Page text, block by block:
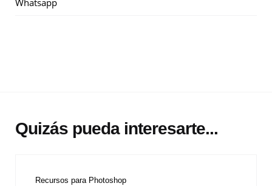
Whatsapp
Quizás pueda interesarte...
Recursos para Photoshop